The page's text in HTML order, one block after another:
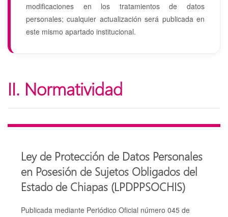
modificaciones en los tratamientos de datos
personales; cualquier actualización será publicada en
este mismo apartado institucional.
II. Normatividad
Ley de Protección de Datos Personales
en Posesión de Sujetos Obligados del
Estado de Chiapas (LPDPPSOCHIS)
Publicada mediante Periódico Oficial número 045 de